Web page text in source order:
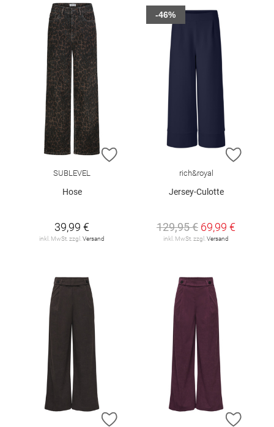
ZUR WUNSCHLISTE HINZUFÜGEN
SUBLEVEL
Hose
39,99 €
inkl. MwSt. zzgl. Versand
ZUR
rich&royal
Jersey-Culotte
129,95 € 69,99 €
inkl. MwSt. zzgl. Versand
-46%
ZUR WUNSCHLISTE HINZUFÜGEN
ZUR